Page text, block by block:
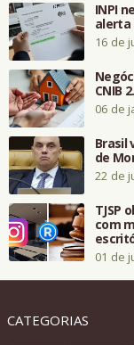
INPI
alerta
16 de
CNIB
06 de
Brasil
de
22 de
TJSP
com
01 de
CATEGORIAS